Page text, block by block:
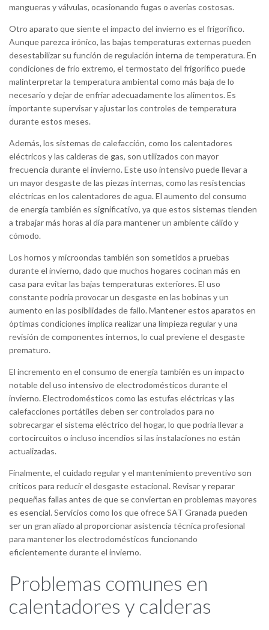
mangueras y válvulas, ocasionando fugas o averías costosas.
Otro aparato que siente el impacto del invierno es el frigorífico.
Aunque parezca irónico, las bajas temperaturas externas pueden
desestabilizar su función de regulación interna de temperatura. En
condiciones de frío extremo, el termostato del frigorífico puede
malinterpretar la temperatura ambiental como más baja de lo
necesario y dejar de enfriar adecuadamente los alimentos. Es
importante supervisar y ajustar los controles de temperatura
durante estos meses.
Además, los sistemas de calefacción, como los calentadores
eléctricos y las calderas de gas, son utilizados con mayor
frecuencia durante el invierno. Este uso intensivo puede llevar a
un mayor desgaste de las piezas internas, como las resistencias
eléctricas en los calentadores de agua. El aumento del consumo
de energía también es significativo, ya que estos sistemas tienden
a trabajar más horas al día para mantener un ambiente cálido y
cómodo.
Los hornos y microondas también son sometidos a pruebas
durante el invierno, dado que muchos hogares cocinan más en
casa para evitar las bajas temperaturas exteriores. El uso
constante podría provocar un desgaste en las bobinas y un
aumento en las posibilidades de fallo. Mantener estos aparatos en
óptimas condiciones implica realizar una limpieza regular y una
revisión de componentes internos, lo cual previene el desgaste
prematuro.
El incremento en el consumo de energía también es un impacto
notable del uso intensivo de electrodomésticos durante el
invierno. Electrodomésticos como las estufas eléctricas y las
calefacciones portátiles deben ser controlados para no
sobrecargar el sistema eléctrico del hogar, lo que podría llevar a
cortocircuitos o incluso incendios si las instalaciones no están
actualizadas.
Finalmente, el cuidado regular y el mantenimiento preventivo son
críticos para reducir el desgaste estacional. Revisar y reparar
pequeñas fallas antes de que se conviertan en problemas mayores
es esencial. Servicios como los que ofrece SAT Granada pueden
ser un gran aliado al proporcionar asistencia técnica profesional
para mantener los electrodomésticos funcionando
eficientemente durante el invierno.
Problemas comunes en
calentadores y calderas